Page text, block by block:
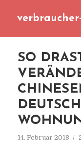
SO
14. Februar 2018